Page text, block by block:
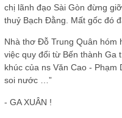
chị lãnh đạo Sài Gòn đừng
thuỷ Bạch Đằng. Mất gốc đó
Nhà thơ Đỗ Trung Quân hóm
việc quy đổi từ Bến thành Ga
khúc của ns Văn Cao - Phạm
soi nước …”
- GA XUÂN !